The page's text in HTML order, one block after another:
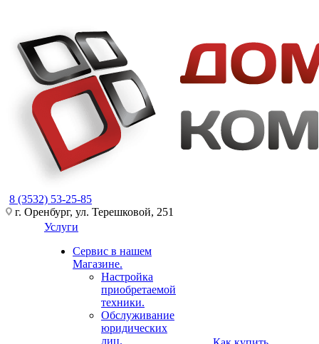
8 (3532) 53-25-85
г. Оренбург, ул. Терешковой, 251
Услуги
Сервис в нашем
Магазине.
Настройка
приобретаемой
техники.
Обслуживание
юридических
лиц.